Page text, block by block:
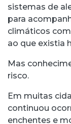
sistemas de
para
climáticos
ao que existia
Mas
risco.
Em muitas
continuou
enchentes e